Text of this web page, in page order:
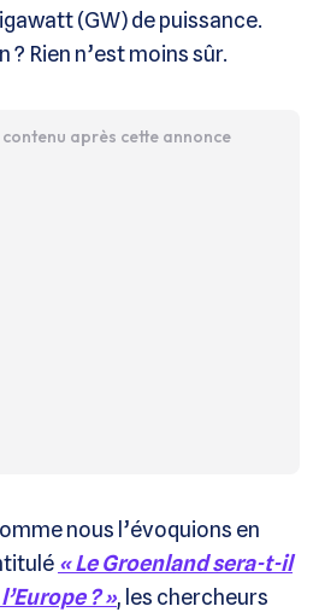
(GW) de puissance.
Rien n’est moins sûr.
après cette annonce
nous l’évoquions en
« Le Groenland sera-t-il
? », les chercheurs